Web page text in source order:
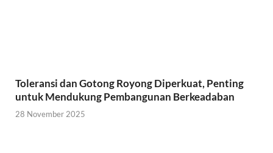
Toleransi dan Gotong Royong Diperkuat, Penting
untuk Mendukung Pembangunan Berkeadaban
28 November 2025